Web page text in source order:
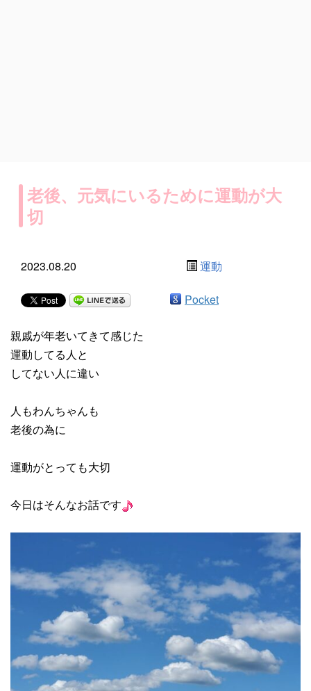
老後、元気にいるために運動が大
切
2023.08.20 運動
Pocket
親戚が年老いてきて感じた
運動してる人と
してない人に違い
人もわんちゃんも
老後の為に
運動がとっても大切
今日はそんなお話です